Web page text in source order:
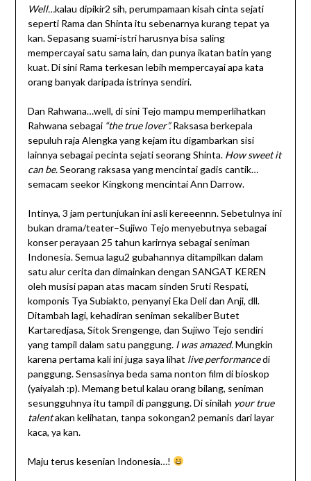
Well…kalau dipikir2 sih, perumpamaan kisah cinta sejati
seperti Rama dan Shinta itu sebenarnya kurang tepat ya
kan. Sepasang suami-istri harusnya bisa saling
mempercayai satu sama lain, dan punya ikatan batin yang
kuat. Di sini Rama terkesan lebih mempercayai apa kata
orang banyak daripada istrinya sendiri.
Dan Rahwana…well, di sini Tejo mampu memperlihatkan
Rahwana sebagai “the true lover”.Raksasa berkepala
sepuluh raja Alengka yang kejam itu digambarkan sisi
lainnya sebagai pecinta sejati seorang Shinta. How sweet it
can be.Seorang raksasa yang mencintai gadis cantik…
semacam seekor Kingkong mencintai Ann Darrow.
Intinya, 3 jam pertunjukan ini asli kereeennn. Sebetulnya ini
bukan drama/teater–Sujiwo Tejo menyebutnya sebagai
konser perayaan 25 tahun karirnya sebagai seniman
Indonesia. Semua lagu2 gubahannya ditampilkan dalam
satu alur cerita dan dimainkan dengan SANGAT KEREN
oleh musisi papan atas macam sinden Sruti Respati,
komponis Tya Subiakto, penyanyi Eka Deli dan Anji, dll.
Ditambah lagi, kehadiran seniman sekaliber Butet
Kartaredjasa, Sitok Srengenge, dan Sujiwo Tejo sendiri
yang tampil dalam satu panggung. I was amazed.Mungkin
karena pertama kali ini juga saya lihat live performancedi
panggung. Sensasinya beda sama nonton film di bioskop
(yaiyalah :p). Memang betul kalau orang bilang, seniman
sesungguhnya itu tampil di panggung. Di sinilah your true
talentakan kelihatan, tanpa sokongan2 pemanis dari layar
kaca, ya kan.
Maju terus kesenian Indonesia…!